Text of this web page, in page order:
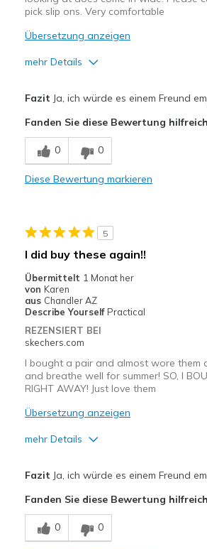
pick slip ons. Very comfortable
Übersetzung anzeigen
mehr Details
Comfortable
Stylish
Travel
Width
Feels true to width
Sizing
View On Shoes
Shoes are for
Fazit Ja, ich würde es einem Freund
Fanden Sie diese Bewertung
0 0
Diese Bewertung markieren
5
I did buy these again!!
Übermittelt 1 Monat her
von Karen
aus Chandler AZ
Describe Yourself Practical
REZENSIERT BEI
skechers.com
I bought a pair and almost wore them
and breathe well for summer! SO, I
RIGHT AWAY! Just love them
Übersetzung anzeigen
mehr Details
Breathe Well
Comfortable
Fazit Ja, ich würde es einem Freund
Fanden Sie diese Bewertung
0 0